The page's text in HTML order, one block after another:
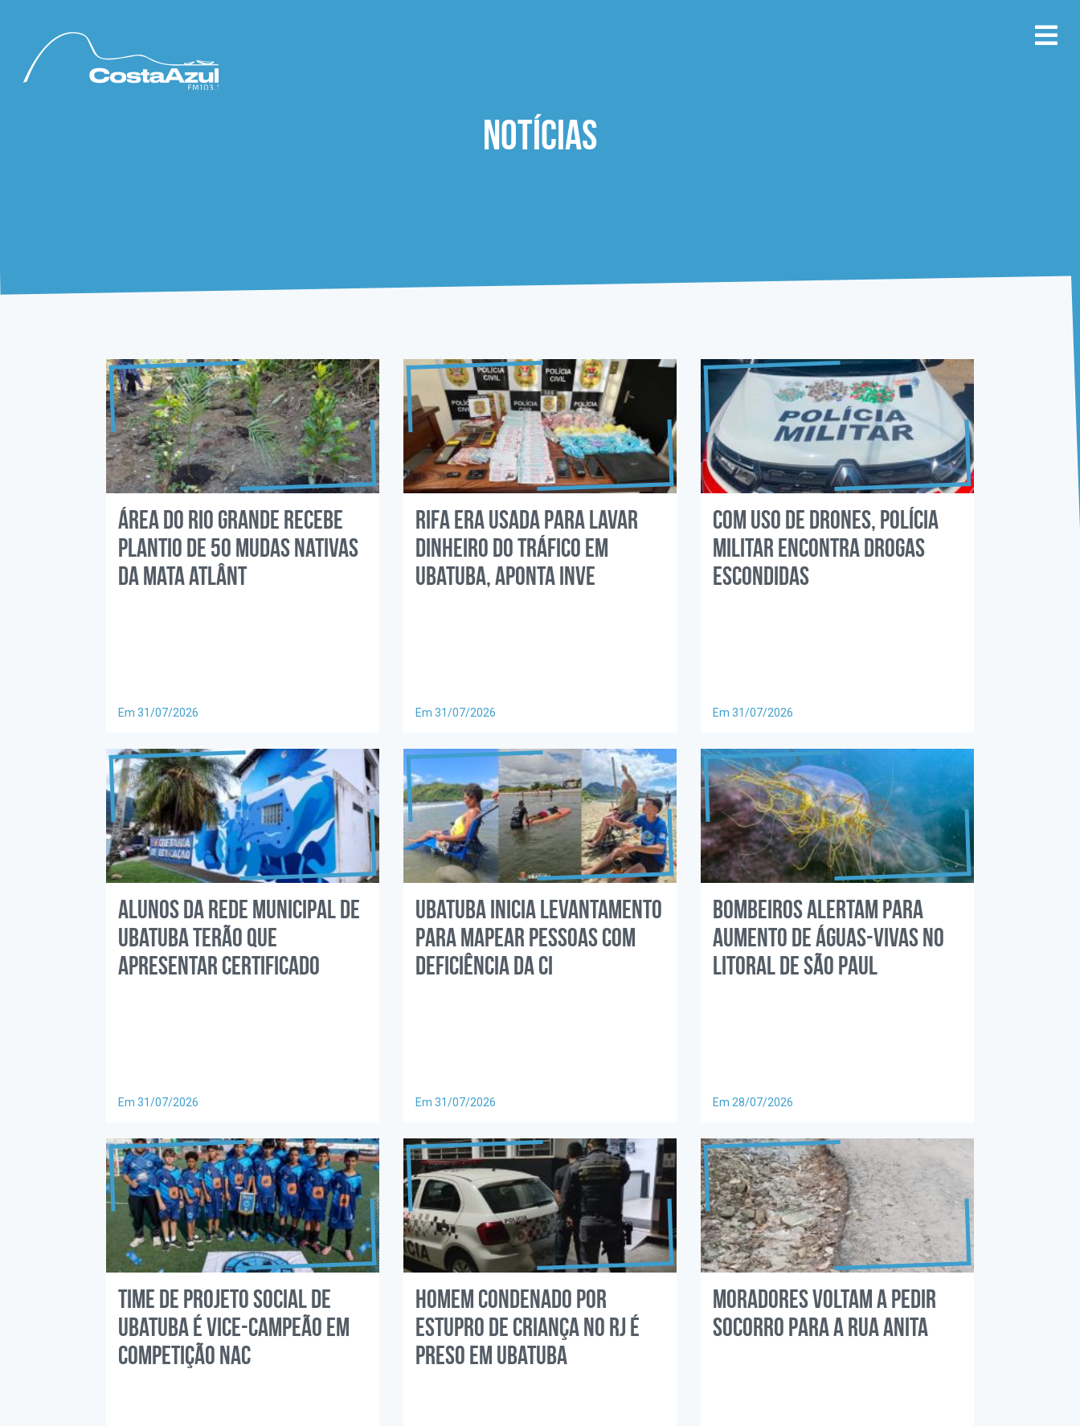
Notícias
Área do Rio Grande recebe
plantio de 50 mudas nativas
da Mata Atlânt
Em 31/07/2026
Rifa era usada para lavar
dinheiro do tráfico em
Ubatuba, aponta inve
Em 31/07/2026
Com uso de drones, Polícia
Militar encontra drogas
escondidas
Em 31/07/2026
Alunos da rede municipal de
Ubatuba terão que
apresentar certificado
Em 31/07/2026
Ubatuba inicia levantamento
para mapear pessoas com
deficiência da ci
Em 31/07/2026
Bombeiros alertam para
aumento de águas-vivas no
litoral de São Paul
Em 28/07/2026
Time de projeto social de
Ubatuba é vice-campeão em
competição nac
Homem condenado por
estupro de criança no RJ é
preso em Ubatuba
Moradores voltam a pedir
socorro para a rua Anita